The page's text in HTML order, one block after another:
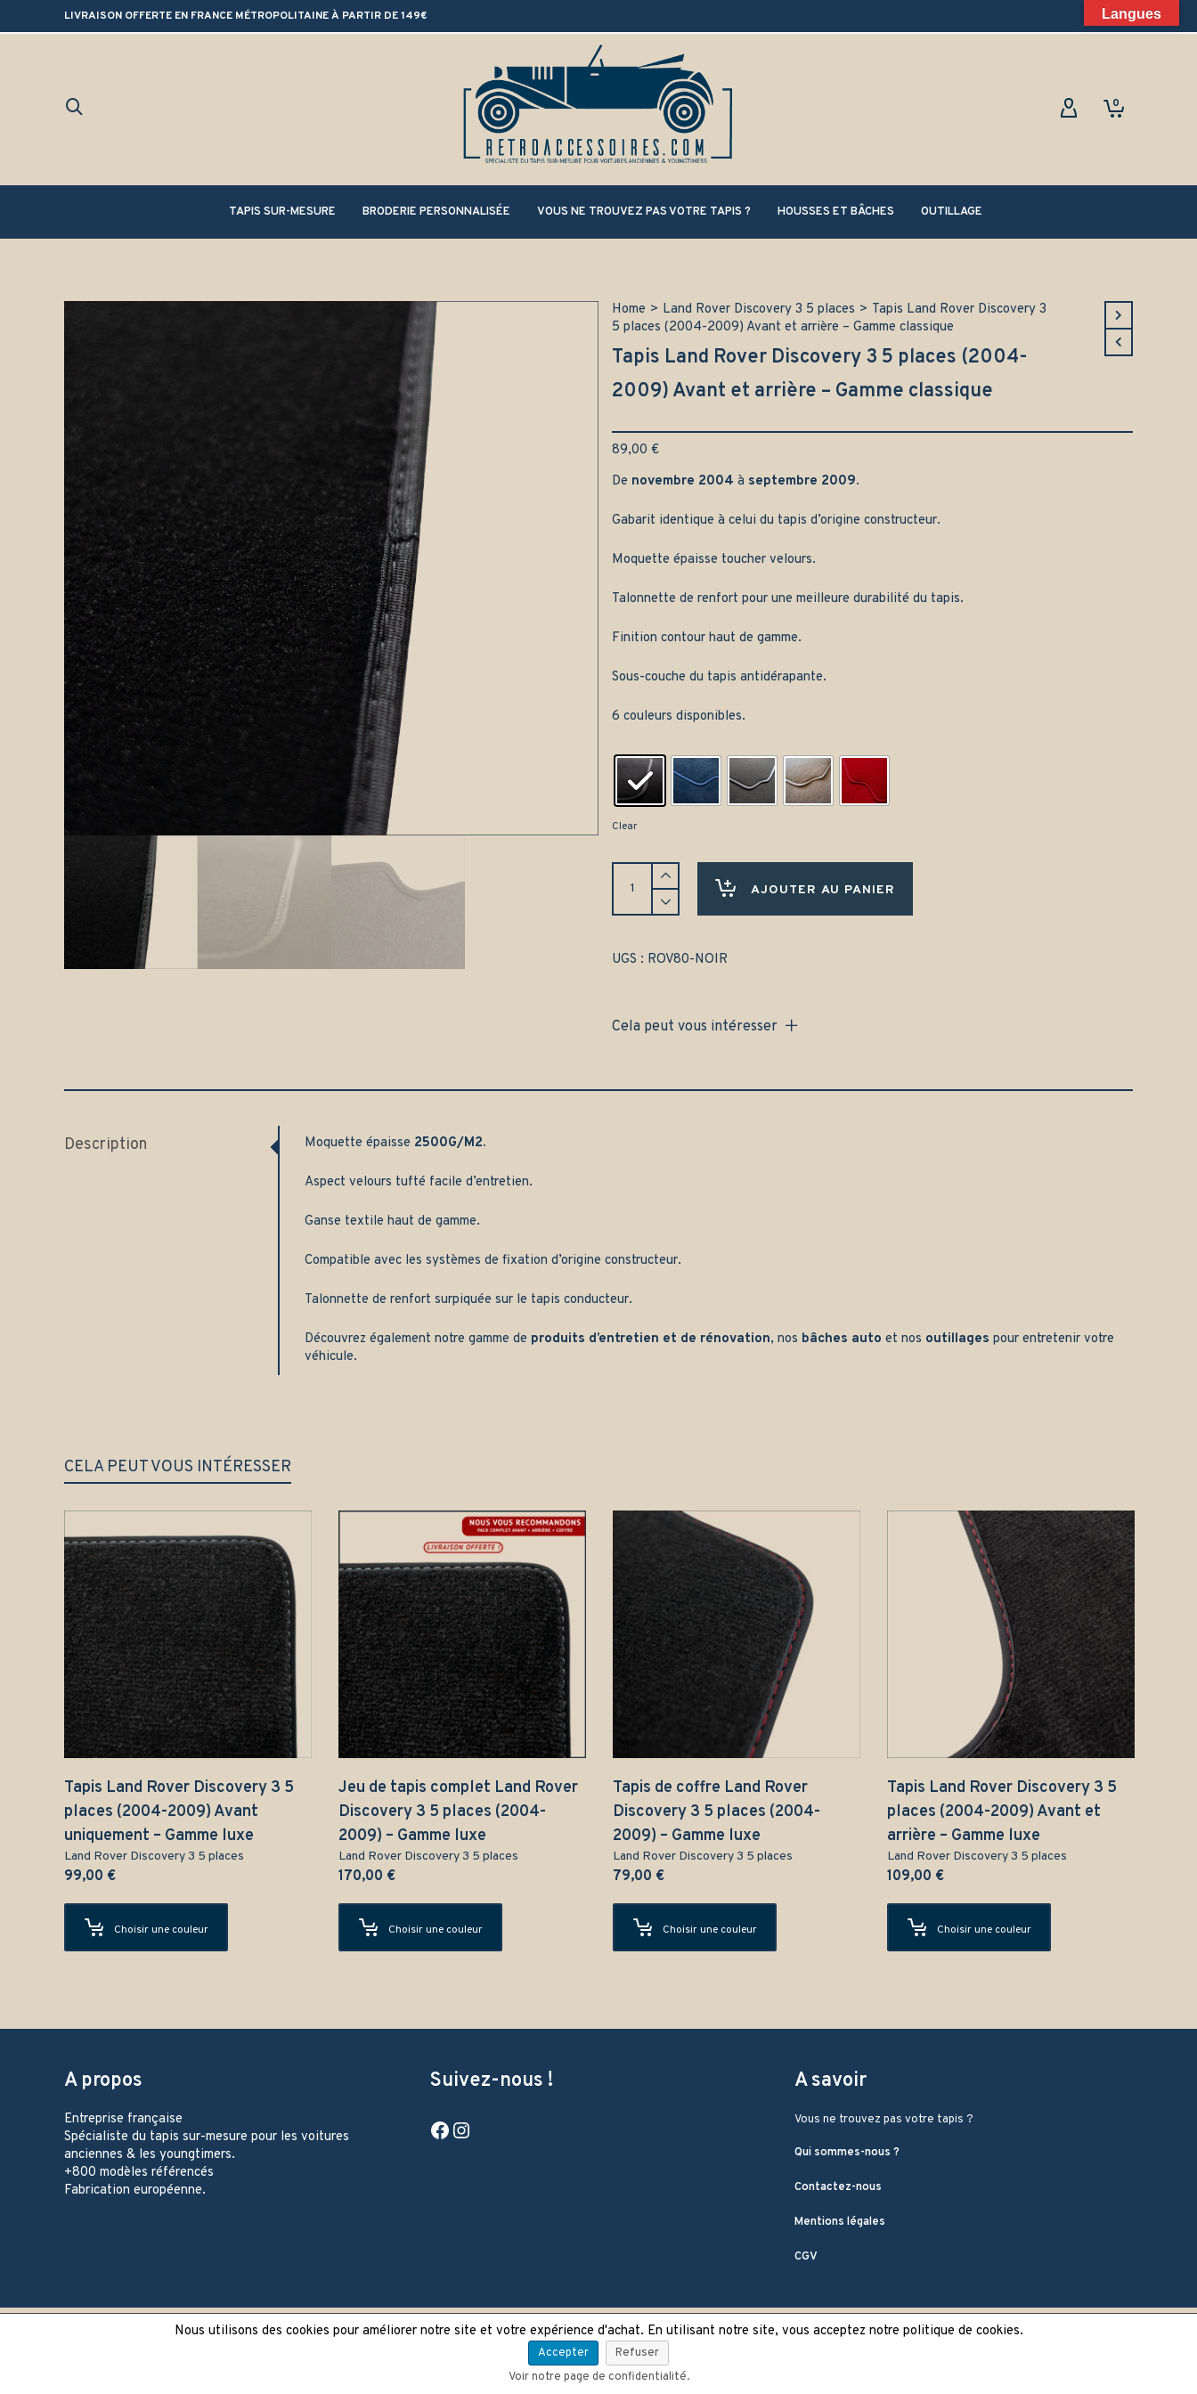
LIVRAISON OFFERTE EN FRANCE MÉTROPOLITAINE À PARTIR DE 149€
0
TAPIS SUR-MESURE BRODERIE PERSONNALISÉE VOUS NE TROUVEZ PAS VOTRE TAPIS ? HOUSSES ET BÂCHES OUTILLAGE
Home > Land Rover Discovery 3 5 places > Tapis Land Rover Discovery 3
5 places (2004-2009) Avant et arrière – Gamme classique
Tapis Land Rover Discovery 3 5 places (2004-
2009) Avant et arrière – Gamme classique
89,00 €
De novembre 2004 à septembre 2009.
Gabarit identique à celui du tapis d’origine constructeur.
Moquette épaisse toucher velours.
Talonnette de renfort pour une meilleure durabilité du tapis.
Finition contour haut de gamme.
Sous-couche du tapis antidérapante.
6 couleurs disponibles.
Clear
Tapis
Land
5
Avant
AJOUTER AU PANIER
UGS : ROV80-NOIR
Cela peut vous intéresser
Description Moquette épaisse 2500G/M2.
Aspect velours tufté facile d’entretien.
Ganse textile haut de gamme.
Compatible avec les systèmes de fixation d’origine constructeur.
Talonnette de renfort surpiquée sur le tapis conducteur.
Découvrez également notre gamme de produits d’entretien et de rénovation, nos bâches auto et nos outillages pour entretenir votre
véhicule.
CELA PEUT VOUS INTÉRESSER
Tapis Land Rover Discovery 3 5
places (2004-2009) Avant
uniquement – Gamme luxe
Land Rover Discovery 3 5 places
99,00 €
Choisir une couleur
Jeu de tapis complet Land Rover
Discovery 3 5 places (2004-
2009) – Gamme luxe
Land Rover Discovery 3 5 places
170,00 €
Choisir une couleur
Tapis de coffre Land Rover
Discovery 3 5 places (2004-
2009) – Gamme luxe
Land Rover Discovery 3 5 places
79,00 €
Choisir une couleur
Tapis Land Rover Discovery 3 5
places (2004-2009) Avant et
arrière – Gamme luxe
Land Rover Discovery 3 5 places
109,00 €
Choisir une couleur
A propos
Entreprise française
Spécialiste du tapis sur-mesure pour les voitures
anciennes & les youngtimers.
+800 modèles référencés
Fabrication européenne.
Suivez-nous !
Facebook
A savoir
Vous ne trouvez pas votre tapis ?
Qui sommes-nous ?
Contactez-nous
Mentions légales
CGV
Langues
Nous utilisons des cookies pour améliorer notre site et votre expérience d'achat. En utilisant notre site, vous acceptez notre politique de cookies.
Accepter
Refuser
Voir notre page de confidentialité.